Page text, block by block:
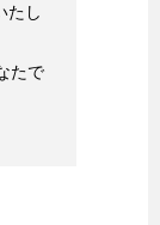
たし
たで